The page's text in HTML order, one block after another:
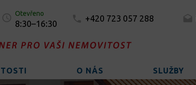
Otevřeno
8:30–16:30
+420 723 057 288
O NÁS SLUŽBY